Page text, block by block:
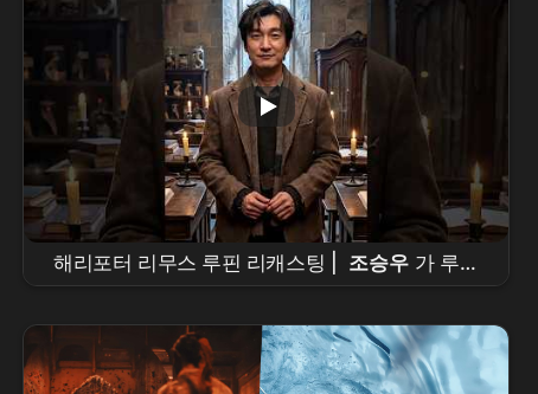
해리포터 리무스 루핀 리캐스팅 | 조승우 가 루핀
이 된다면? | Harry Potter Remus Lupin